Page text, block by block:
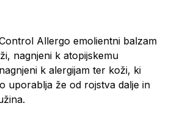
Allergo emolientni balzam
nagnjeni k atopijskemu
k alergijam ter koži, ki
uporablja že od rojstva dalje in
Control Allergo emolientni